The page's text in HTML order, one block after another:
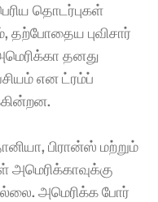
தொடர்புகள்
புவிசார்
தனது
என ட்ரம்ப்
பிரான்ஸ் மற்றும்
அமெரிக்க போர்